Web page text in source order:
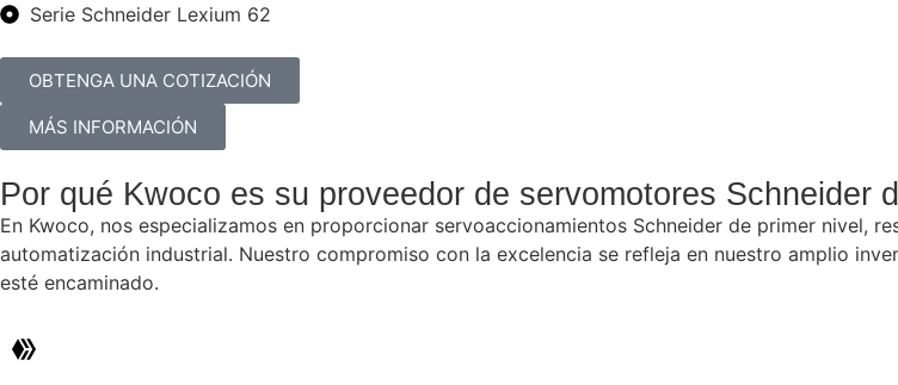
Serie Schneider Lexium 62
OBTENGA UNA COTIZACIÓN
MÁS INFORMACIÓN
Por qué Kwoco es su proveedor de servomotores Schneider
En Kwoco, nos especializamos en proporcionar servoaccionamientos Schneider de primer nivel,
automatización industrial. Nuestro compromiso con la excelencia se refleja en nuestro amplio
esté encaminado.